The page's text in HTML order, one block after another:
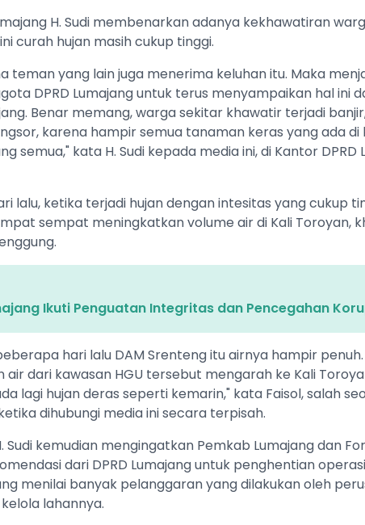
H. Sudi membenarkan adanya kekhawatiran
curah hujan masih cukup tinggi.
teman yang lain juga menerima keluhan itu. Maka
DPRD Lumajang untuk terus menyampaikan hal ini
Benar memang, warga sekitar khawatir terjadi
karena hampir semua tanaman keras yang ada di
semua," kata H. Sudi kepada media ini, di Kantor DPRD
lalu, ketika terjadi hujan dengan intesitas yang cukup
sempat meningkatkan volume air di Kali Toroyan,
Ikuti Penguatan Integritas dan Pencegahan
hari lalu DAM Srenteng itu airnya hampir
air dari kawasan HGU tersebut mengarah ke Kali
lagi hujan deras seperti kemarin," kata Faisol, salah
dihubungi media ini secara terpisah.
Sudi kemudian mengingatkan Pemkab Lumajang dan
dari DPRD Lumajang untuk penghentian
menilai banyak pelanggaran yang dilakukan oleh
lahannya.